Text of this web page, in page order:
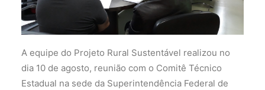
A equipe do Projeto Rural Sustentável realizou no
dia 10 de agosto, reunião com o Comitê Técnico
Estadual na sede da Superintendência Federal de